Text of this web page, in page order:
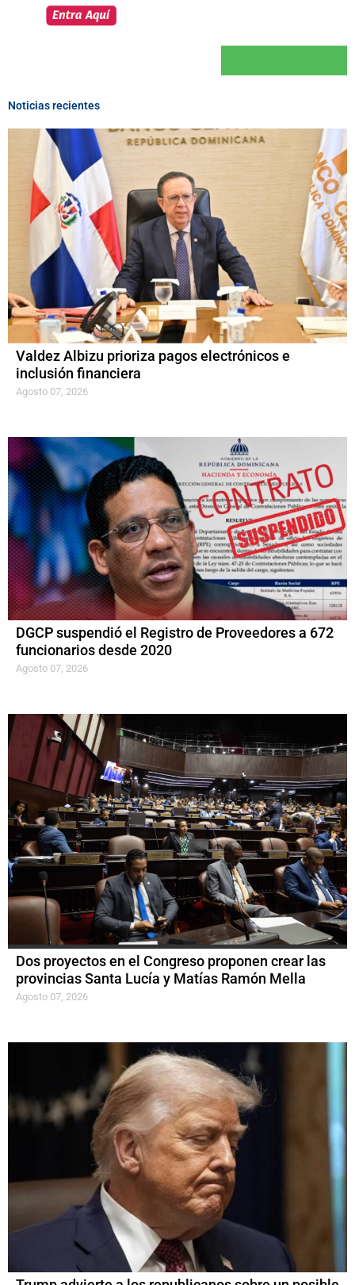
Noticias recientes
Valdez Albizu prioriza pagos electrónicos e
inclusión financiera
Agosto 07, 2026
DGCP suspendió el Registro de Proveedores a 672
funcionarios desde 2020
Agosto 07, 2026
Dos proyectos en el Congreso proponen crear las
provincias Santa Lucía y Matías Ramón Mella
Agosto 07, 2026